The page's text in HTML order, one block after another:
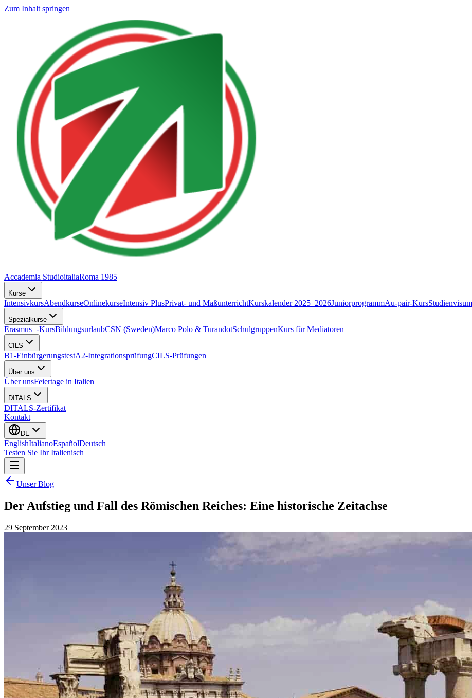
Zum Inhalt springen
Accademia StudioitaliaRoma 1985
Kurse
IntensivkursAbendkurseOnlinekurseIntensiv PlusPrivat- und MaßunterrichtKurskalender 2025–2026JuniorprogrammAu-pair-Kurs
Spezialkurse
Erasmus+-KursBildungsurlaubCSN (Sweden)Marco Polo & TurandotSchulgruppenKurs für Mediatoren
CILS
B1-EinbürgerungstestA2-IntegrationsprüfungCILS-Prüfungen
Über uns
Über unsFeiertage in Italien
DITALS
DITALS-Zertifikat
Kontakt
DE
EnglishItalianoEspañolDeutsch
Testen Sie Ihr Italienisch
Unser Blog
Der Aufstieg und Fall des Römischen Reiches: Eine historische Zeitachse
29 September 2023